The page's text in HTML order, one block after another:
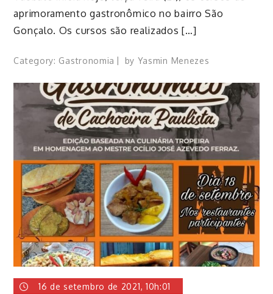
aprimoramento gastronômico no bairro São
Gonçalo. Os cursos são realizados […]
Category: Gastronomia by Yasmin Menezes
16 de setembro de 2021, 10h:01